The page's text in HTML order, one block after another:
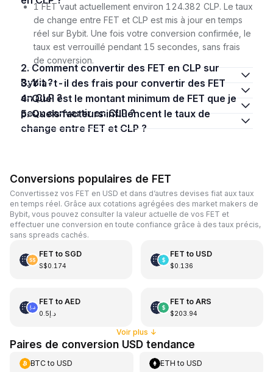
1 FET vaut actuellement environ 124.382 CLP. Le taux
de change entre FET et CLP est mis à jour en temps
réel sur Bybit. Une fois votre conversion confirmée, le
taux est verrouillé pendant 15 secondes, sans frais
de conversion.
2. Comment convertir des FET en CLP sur
Bybit ?
3. Y a-t-il des frais pour convertir des FET
en CLP ?
4. Quel est le montant minimum de FET que je
peux convertir en CLP ?
5. Quels facteurs influencent le taux de
change entre FET et CLP ?
Conversions populaires de FET
Convertissez vos FET en USD et dans d’autres devises fiat aux taux
en temps réel. Grâce aux cotations agrégées des market makers de
Bybit, vous pouvez consulter la valeur actuelle de vos FET et
effectuer une conversion en toute confiance grâce à des taux précis,
sans spreads cachés.
FET to SGD
S$0.174
FET to USD
$0.136
FET to AED
د.إ0.5
FET to ARS
$203.94
Voir plus ↓
Paires de conversion USD tendance
BTCto USD ETH toUSD